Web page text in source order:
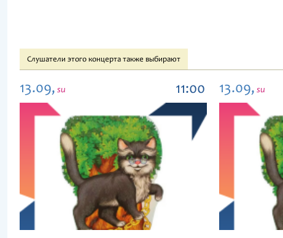
Слушатели этого концерта также выбирают
13.09, su 11:00 13.09, su